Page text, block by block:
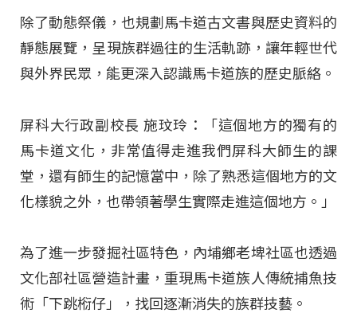
除了動態祭儀，也規劃馬卡道古文書與歷史資料的
靜態展覽，呈現族群過往的生活軌跡，讓年輕世代
與外界民眾，能更深入認識馬卡道族的歷史脈絡。
屏科大行政副校長 施玟玲：「這個地方的獨有的
馬卡道文化，非常值得走進我們屏科大師生的課
堂，還有師生的記憶當中，除了熟悉這個地方的文
化樣貌之外，也帶領著學生實際走進這個地方。」
為了進一步發掘社區特色，內埔鄉老埤社區也透過
文化部社區營造計畫，重現馬卡道族人傳統捕魚技
術「下跳椼仔」，找回逐漸消失的族群技藝。